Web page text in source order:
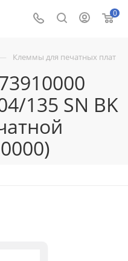
0
Клеммы для печатных плат
135 SN BK